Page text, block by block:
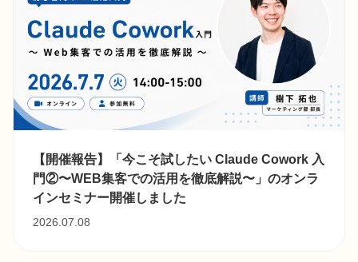
【開催報告】「今こそ試したい Claude Cowork 入
門②〜WEB集客での活用を徹底解説〜」のオンラ
インセミナー開催しました
2026.07.08